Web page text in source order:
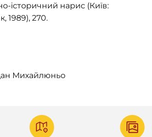
історичний нарис (Київ:
1989), 270.
Михайлюньо